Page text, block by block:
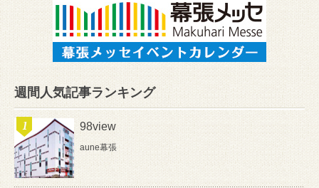
週間人気記事ランキング
98view
aune幕張